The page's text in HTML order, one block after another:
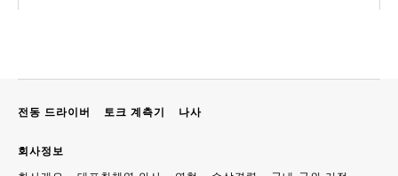
전동 드라이버 토크 계측기 나사
회사정보